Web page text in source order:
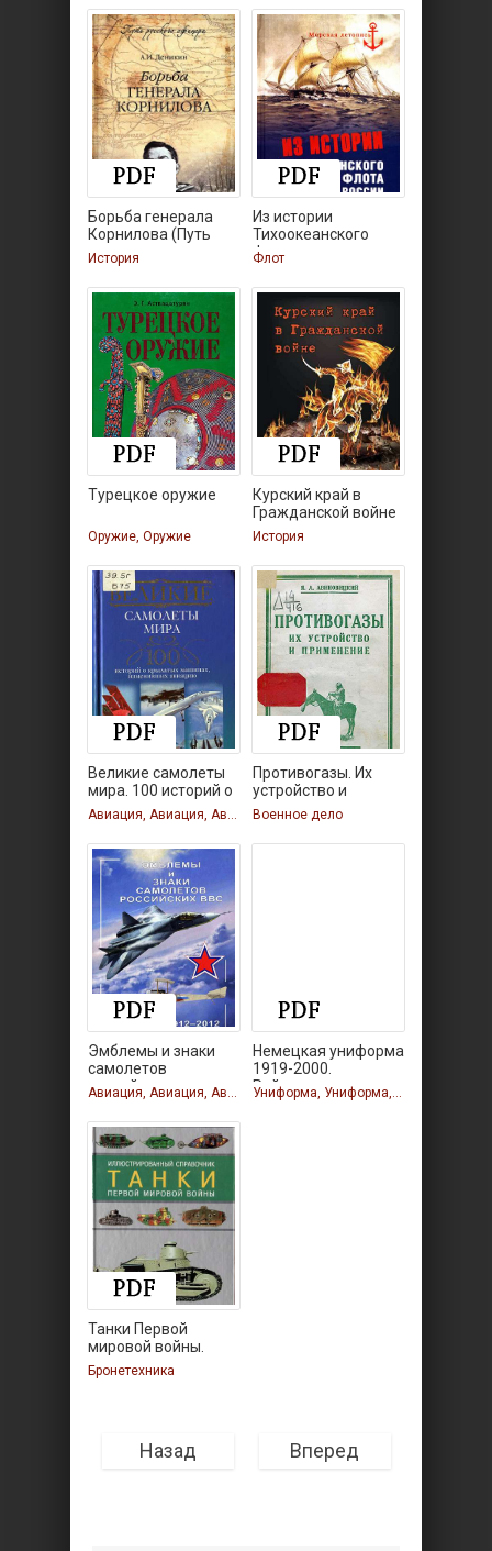
Борьба генерала
Корнилова (Путь
История
Из истории
Тихоокеанского
флота
Флот
Турецкое оружие
Оружие, Оружие
Курский край в
Гражданской войне
История
Великие самолеты
мира. 100 историй о
Авиация, Авиация, Авиация
Противогазы. Их
устройство и
применение
Военное дело
Эмблемы и знаки
самолетов
российских
Авиация, Авиация, Авиация
Немецкая униформа
1919-2000.
Рейхсвер.
Униформа, Униформа, Униформа
Танки Первой
мировой войны.
Бронетехника
Назад Вперед